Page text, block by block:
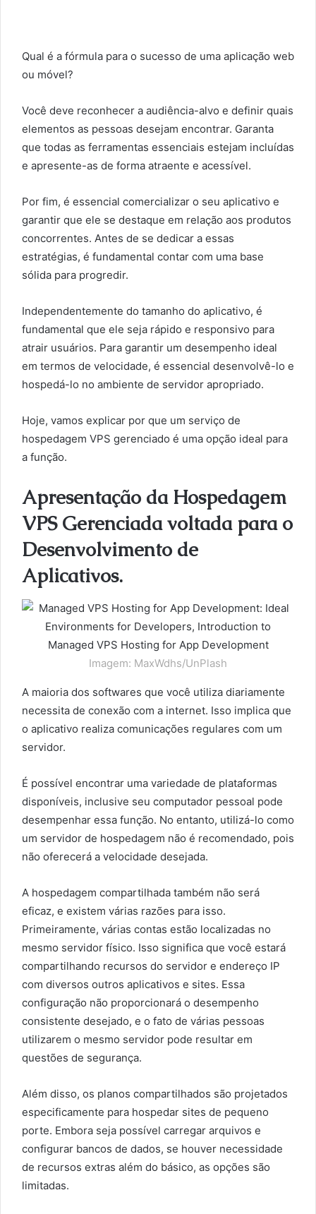
Qual é a fórmula para o sucesso de uma aplicação web
ou móvel?
Você deve reconhecer a audiência-alvo e definir quais
elementos as pessoas desejam encontrar. Garanta
que todas as ferramentas essenciais estejam incluídas
e apresente-as de forma atraente e acessível.
Por fim, é essencial comercializar o seu aplicativo e
garantir que ele se destaque em relação aos produtos
concorrentes. Antes de se dedicar a essas
estratégias, é fundamental contar com uma base
sólida para progredir.
Independentemente do tamanho do aplicativo, é
fundamental que ele seja rápido e responsivo para
atrair usuários. Para garantir um desempenho ideal
em termos de velocidade, é essencial desenvolvê-lo e
hospedá-lo no ambiente de servidor apropriado.
Hoje, vamos explicar por que um serviço de
hospedagem VPS gerenciado é uma opção ideal para
a função.
Apresentação da Hospedagem
VPS Gerenciada voltada para o
Desenvolvimento de
Aplicativos.
Imagem: MaxWdhs/UnPlash
A maioria dos softwares que você utiliza diariamente
necessita de conexão com a internet. Isso implica que
o aplicativo realiza comunicações regulares com um
servidor.
É possível encontrar uma variedade de plataformas
disponíveis, inclusive seu computador pessoal pode
desempenhar essa função. No entanto, utilizá-lo como
um servidor de hospedagem não é recomendado, pois
não oferecerá a velocidade desejada.
A hospedagem compartilhada também não será
eficaz, e existem várias razões para isso.
Primeiramente, várias contas estão localizadas no
mesmo servidor físico. Isso significa que você estará
compartilhando recursos do servidor e endereço IP
com diversos outros aplicativos e sites. Essa
configuração não proporcionará o desempenho
consistente desejado, e o fato de várias pessoas
utilizarem o mesmo servidor pode resultar em
questões de segurança.
Além disso, os planos compartilhados são projetados
especificamente para hospedar sites de pequeno
porte. Embora seja possível carregar arquivos e
configurar bancos de dados, se houver necessidade
de recursos extras além do básico, as opções são
limitadas.